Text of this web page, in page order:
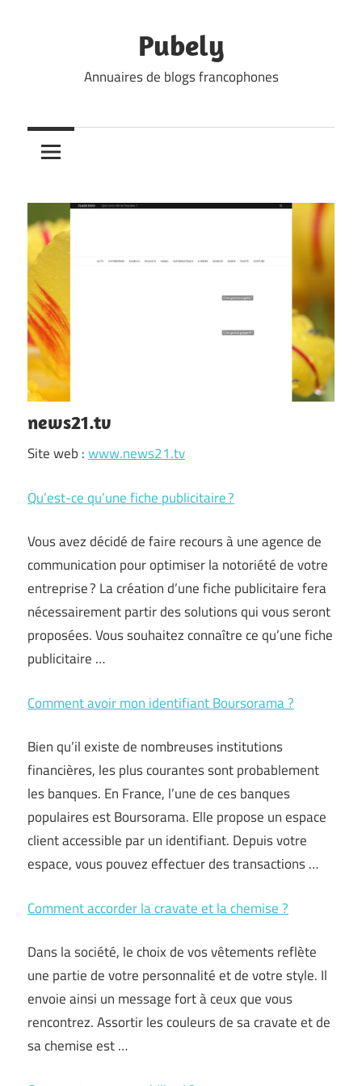
Pubely
Annuaires de blogs francophones
news21.tv
Site web :www.news21.tv
Qu’est-ce qu’une fiche publicitaire ?
Vous avez décidé de faire recours à une agence de
communication pour optimiser la notoriété de votre
entreprise ? La création d’une fiche publicitaire fera
nécessairement partir des solutions qui vous seront
proposées. Vous souhaitez connaître ce qu’une fiche
publicitaire …
Comment avoir mon identifiant Boursorama ?
Bien qu’il existe de nombreuses institutions
financières, les plus courantes sont probablement
les banques. En France, l’une de ces banques
populaires est Boursorama. Elle propose un espace
client accessible par un identifiant. Depuis votre
espace, vous pouvez effectuer des transactions …
Comment accorder la cravate et la chemise ?
Dans la société, le choix de vos vêtements reflète
une partie de votre personnalité et de votre style. Il
envoie ainsi un message fort à ceux que vous
rencontrez. Assortir les couleurs de sa cravate et de
sa chemise est …